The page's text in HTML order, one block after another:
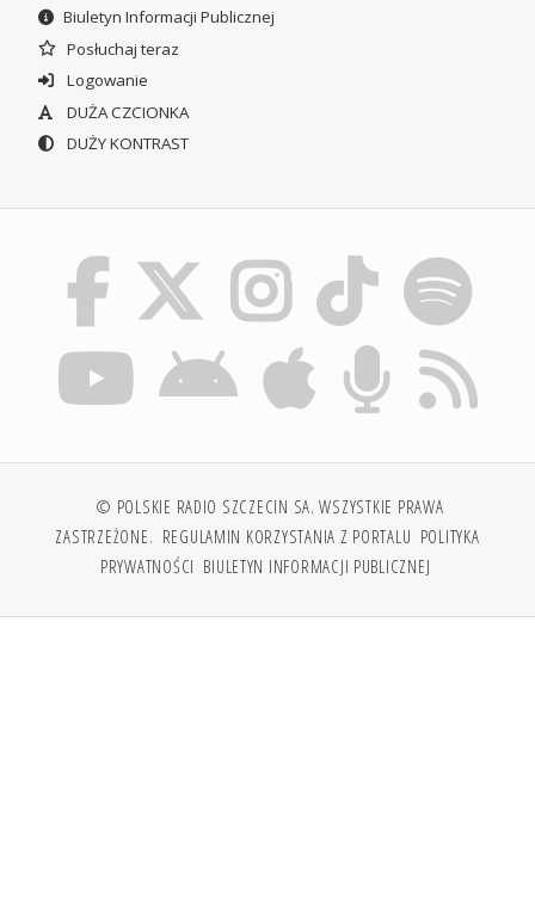
Biuletyn Informacji Publicznej
Posłuchaj teraz
Logowanie
DUŻA CZCIONKA
DUŻY KONTRAST
© POLSKIE RADIO SZCZECIN SA. WSZYSTKIE PRAWA
ZASTRZEŻONE. REGULAMIN KORZYSTANIA Z PORTALU POLITYKA
PRYWATNOŚCI BIULETYN INFORMACJI PUBLICZNEJ